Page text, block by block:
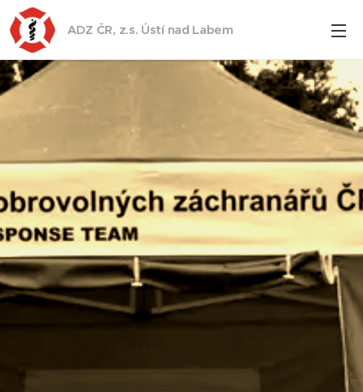
ADZ ČR, z.s. Ústí nad Labem